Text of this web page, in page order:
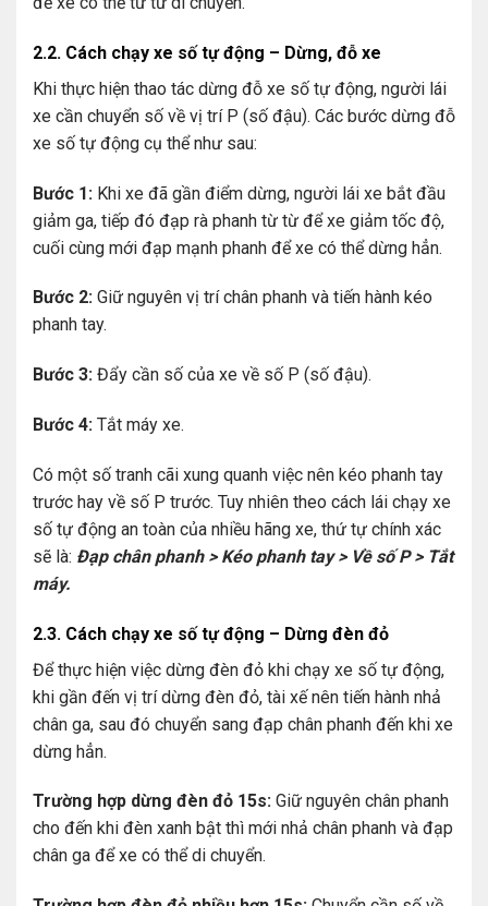
2.2. Cách chạy xe số tự động – Dừng, đỗ xe
Khi thực hiện thao tác dừng đỗ xe số tự động, người lái
xe cần chuyển số về vị trí P (số đậu). Các bước dừng đỗ
xe số tự động cụ thể như sau:
Bước 1: Khi xe đã gần điểm dừng, người lái xe bắt đầu
giảm ga, tiếp đó đạp rà phanh từ từ để xe giảm tốc độ,
cuối cùng mới đạp mạnh phanh để xe có thể dừng hẳn.
Bước 2: Giữ nguyên vị trí chân phanh và tiến hành kéo
phanh tay.
Bước 3: Đẩy cần số của xe về số P (số đậu).
Bước 4: Tắt máy xe.
Có một số tranh cãi xung quanh việc nên kéo phanh tay
trước hay về số P trước. Tuy nhiên theo cách lái chạy xe
số tự động an toàn của nhiều hãng xe, thứ tự chính xác
sẽ là: Đạp chân phanh > Kéo phanh tay > Về số P > Tắt
máy.
2.3. Cách chạy xe số tự động – Dừng đèn đỏ
Để thực hiện việc dừng đèn đỏ khi chạy xe số tự động,
khi gần đến vị trí dừng đèn đỏ, tài xế nên tiến hành nhả
chân ga, sau đó chuyển sang đạp chân phanh đến khi xe
dừng hẳn.
Trường hợp dừng đèn đỏ 15s: Giữ nguyên chân phanh
cho đến khi đèn xanh bật thì mới nhả chân phanh và đạp
chân ga để xe có thể di chuyển.